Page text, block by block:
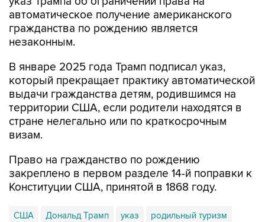
автоматическое получение американского
гражданства по рождению является
незаконным.
В январе 2025 года Трамп подписал указ,
который прекращает практику автоматической
выдачи гражданства детям, родившимся на
территории США, если родители находятся в
стране нелегально или по краткосрочным
визам.
Право на гражданство по рождению
закреплено в первом разделе 14-й поправки к
Конституции США, принятой в 1868 году.
США Дональд Трамп указ родильный туризм